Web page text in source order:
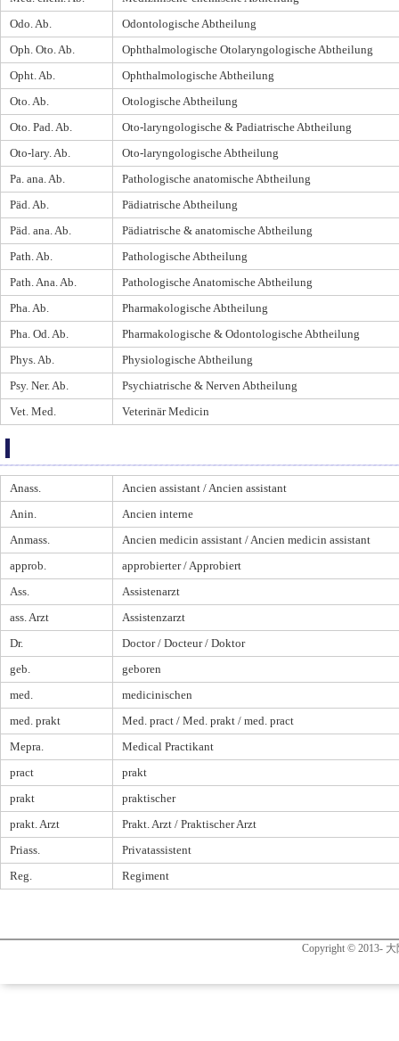
Odo. Ab. Odontologische Abtheilung
Oph. Oto. Ab. Ophthalmologische Otolaryngologische Abtheilung
Opht. Ab. Ophthalmologische Abtheilung
Oto. Ab. Otologische Abtheilung
Oto. Pad. Ab. Oto-laryngologische & Padiatrische Abtheilung
Oto-lary. Ab. Oto-laryngologische Abtheilung
Pa. ana. Ab. Pathologische anatomische Abtheilung
Päd. Ab. Pädiatrische Abtheilung
Päd. ana. Ab. Pädiatrische & anatomische Abtheilung
Path. Ab. Pathologische Abtheilung
Path. Ana. Ab. Pathologische Anatomische Abtheilung
Pha. Ab. Pharmakologische Abtheilung
Pha. Od. Ab. Pharmakologische & Odontologische Abtheilung
Phys. Ab. Physiologische Abtheilung
Psy. Ner. Ab. Psychiatrische & Nerven Abtheilung
Vet. Med. Veterinär Medicin
Anass. Ancien assistant / Ancien assistant
Anin. Ancien interne
Anmass. Ancien medicin assistant / Ancien medicin assistant
approb. approbierter / Approbiert
Ass. Assistenarzt
ass. Arzt Assistenzarzt
Dr. Doctor / Docteur / Doktor
geb. geboren
med. medicinischen
med. prakt Med. pract / Med. prakt / med. pract
Mepra. Medical Practikant
pract prakt
prakt praktischer
prakt. Arzt Prakt. Arzt / Praktischer Arzt
Priass. Privatassistent
Reg. Regiment
Copyright © 2013-